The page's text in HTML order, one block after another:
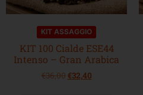
KIT ASSAGGIO
KIT 100 Cialde ESE44
Intenso – Gran Arabica
€36,00 €32,40